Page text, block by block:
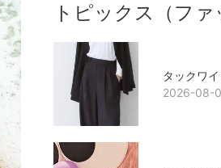
トピックス（ファ
タックワ
2026-08-